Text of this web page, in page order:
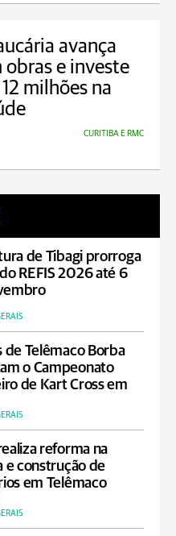
avança
obras e investe
12 milhões na
CURITIBA E RMC
de Tibagi prorroga
REFIS 2026 até 6
de Telêmaco Borba
o Campeonato
de Kart Cross em
reforma na
e construção de
em Telêmaco